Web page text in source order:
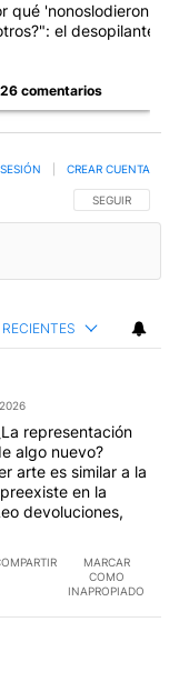
qué 'nonoslodieron' a
el desopilante ...
26 comentarios
SIGA ESTA
SEGUIR
CREAR CUENTA
representación
algo nuevo?
arte es similar a la
en la
devoluciones,
MARCAR
COMO
INAPROPIADO